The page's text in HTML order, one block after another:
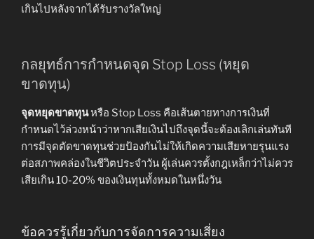
เกินไปหลังจากได้รับรางวัลใหญ่
กลยุทธ์การกำหนดจุด Stop Loss (หยุด
ขาดทุน)
จุดหยุดขาดทุนหรือ Stop Loss คือเส้นตายทางการเงินที่
กำหนดไว้ล่วงหน้าว่าหากเสียเงินไปถึงจุดนี้จะต้องเลิกเล่นทันที
การมีจุดตัดขาดทุนช่วยป้องกันไม่ให้เกิดความเสียหายรุนแรง
ต่อสภาพคล่องในชีวิตประจำวัน ผู้เล่นควรตั้งกฎเหล็กว่าไม่ควร
เสียเกิน 10-20% ของเงินทุนทั้งหมดในหนึ่งวัน
ข้อควรรู้เกี่ยวกับการจัดการความเสี่ยง